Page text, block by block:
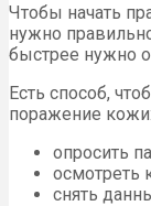
Чтобы начать
нужно
быстрее нужно
Есть способ,
поражение кожи:
опросить
осмотреть
снять